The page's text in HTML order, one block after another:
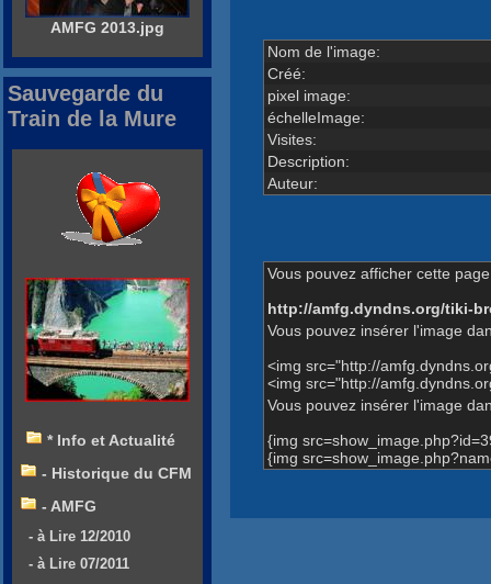
Nom de l'image:
Créé:
pixel image:
échelleImage:
Visites:
Description:
Auteur:
Vous pouvez afficher cette
http://amfg.dyndns.org/tiki-
Vous pouvez insérer l'image
<img src="http://
<img src="http://
Vous pouvez insérer l'image
{img
{img
AMFG 2013.jpg
Sauvegarde du
Train de la Mure
* Info et Actualité
- Historique du CFM
- AMFG
- à Lire 12/2010
- à Lire 07/2011